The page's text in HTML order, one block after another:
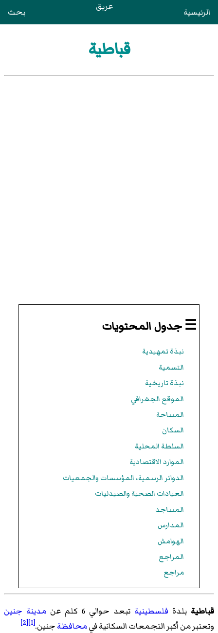
الرئيسية عريق بحث
قباطية
☰ جدول المحتويات
نبذة تمهيدية
التسمية
نبذة تاريخية
الموقع الجغرافي
المساحة
السكان
السلطة المحلية
الموارد الاقتصادية
الدوائر الرسمية، المؤسسات والجمعيات
العيادات الصحية والصيدليات
المساجد
المدارس
الهوامش
المراجع
مراجع
قباطية بلدة فلسطينية تبعد حوالي 6 كلم عن مدينة جنين
وتعتبر من أكبر التجمعات السكانية فيمحافظةجنين.[1]
[2]